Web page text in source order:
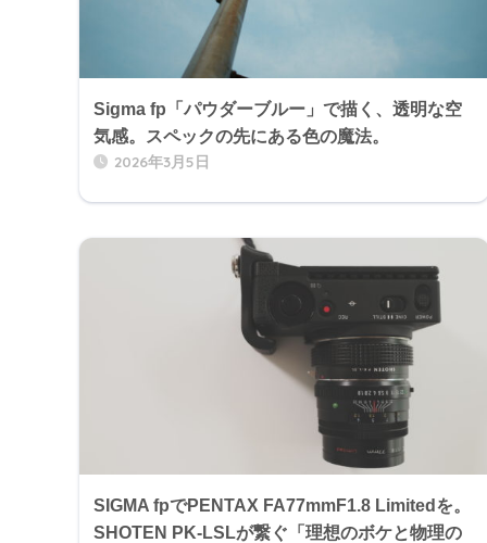
Sigma fp「パウダーブルー」で描く、透明な空
気感。スペックの先にある色の魔法。
2026年3月5日
SIGMA fpでPENTAX FA77mmF1.8 Limitedを。
SHOTEN PK-LSLが繋ぐ「理想のボケと物理の